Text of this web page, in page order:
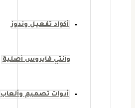
أكواد تفعيل وندوز
وأنتي فايروس أصلية
أدوات تصميم وألعاب